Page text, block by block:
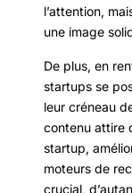
l’attention,
une image
De plus, en
startups se
leur créneau
contenu attire
startup,
moteurs de
crucial,